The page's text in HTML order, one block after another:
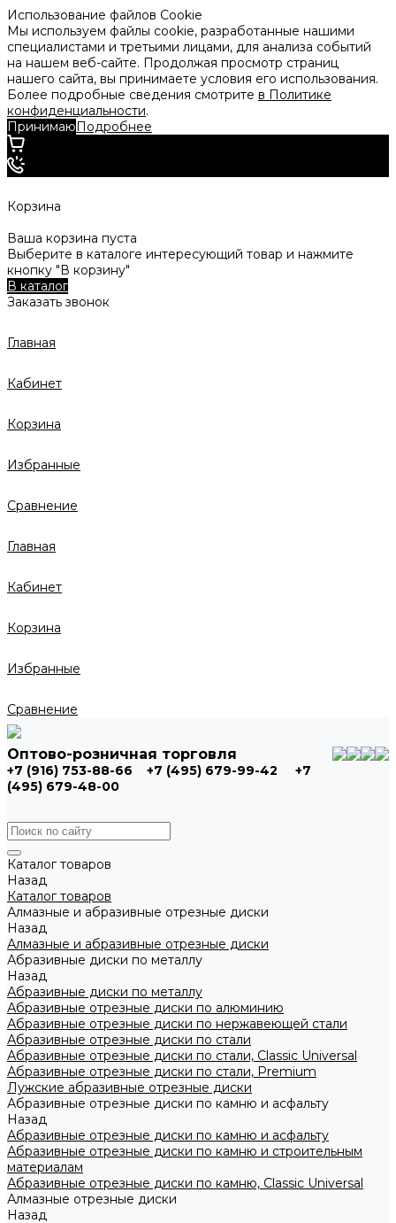
Использование файлов Cookie
Мы используем файлы cookie, разработанные нашими
специалистами и третьими лицами, для анализа событий
на нашем веб-сайте. Продолжая просмотр страниц
нашего сайта, вы принимаете условия его использования.
Более подробные сведения смотрите в Политике
конфиденциальности.
ПринимаюПодробнее
Корзина
Ваша корзина пуста
Выберите в каталоге интересующий товар и нажмите
кнопку "В корзину"
В каталог
Заказать звонок
Главная
Кабинет
Корзина
Избранные
Сравнение
Главная
Кабинет
Корзина
Избранные
Сравнение
Оптово-розничная торговля
+7 (916) 753-88-66 +7 (495) 679-99-42
+7
(495) 679-48-00
Каталог товаров
Назад
Каталог товаров
Алмазные и абразивные отрезные диски
Назад
Алмазные и абразивные отрезные диски
Абразивные диски по металлу
Назад
Абразивные диски по металлу
Абразивные отрезные диски по алюминию
Абразивные отрезные диски по нержавеющей стали
Абразивные отрезные диски по стали
Абразивные отрезные диски по стали, Classic Universal
Абразивные отрезные диски по стали, Premium
Лужские абразивные отрезные диски
Абразивные отрезные диски по камню и асфальту
Назад
Абразивные отрезные диски по камню и асфальту
Абразивные отрезные диски по камню и строительным
материалам
Абразивные отрезные диски по камню, Classic Universal
Алмазные отрезные диски
Назад